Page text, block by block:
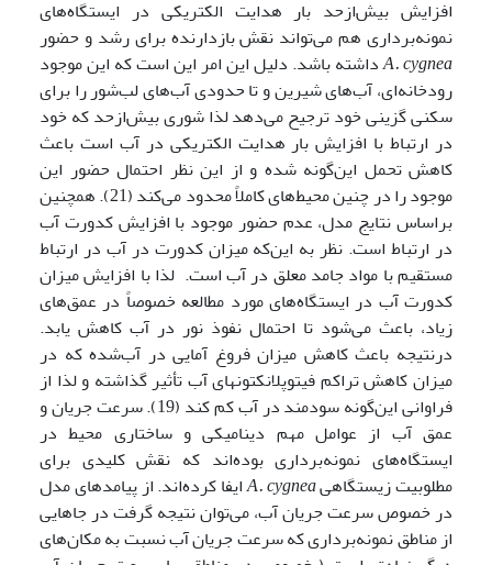
افزایش بیش‌ازحد بار هدایت الکتریکی در ایستگاه‌های
نمونه‌برداری هم می‌تواند نقش بازدارنده برای رشد و حضور
A.cygnea
داشته باشد. دلیل این امر این است که این موجود
رودخانه‌ای، آب‌های شیرین و تا حدودی آب‌های لب‌شور را برای
سکنی گزینی خود ترجیح می‌دهد لذا شوری بیش‌ازحد که خود
در ارتباط با افزایش بار هدایت الکتریکی در آب است باعث
کاهش تحمل این‌گونه شده و از این نظر احتمال حضور این
موجود را در چنین محیط‌های کاملاً محدود می‌کند (21). همچنین
براساس نتایج مدل، عدم حضور موجود با افزایش کدورت آب
در ارتباط است. نظر به این‌که میزان کدورت در آب در ارتباط
مستقیم با مواد جامد معلق در آب است. لذا با افزایش میزان
کدورت آب در ایستگاه‌های مورد مطالعه خصوصاً در عمق‌های
زیاد، باعث می‌شود تا احتمال نفوذ نور در آب کاهش یابد.
درنتیجه باعث کاهش میزان فروغ آمایی در آب‌شده که در
میزان کاهش تراکم فیتوپلانکتون­های آب تأثیر گذاشته و لذا از
فراوانی این‌گونه سودمند در آب کم کند (19). سرعت جریان و
عمق آب از عوامل مهم دینامیکی و ساختاری محیط در
ایستگاه‌های نمونه‌برداری بوده‌اند که نقش کلیدی برای
مطلوبیت زیستگاهی
A.cygnea
ایفا کرده‌اند. از پیامدهای مدل
در خصوص سرعت جریان آب، می‌توان نتیجه گرفت در جاهایی
از مناطق نمونه‌برداری که سرعت جریان آب نسبت به مکان‌های